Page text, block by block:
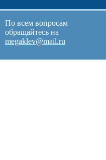
По всем вопросам
обращайтесь на
megaklev@mail.ru